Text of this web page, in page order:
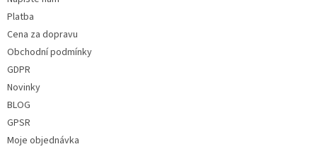
Platba
Cena za dopravu
Obchodní podmínky
GDPR
Novinky
BLOG
GPSR
Moje objednávka